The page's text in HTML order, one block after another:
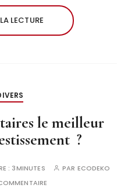
LECTURE
le meilleur
?
: 3MINUTES PAR ECODEKO